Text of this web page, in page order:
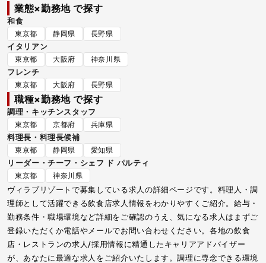
業態×勤務地 で探す
和食
東京都 静岡県 長野県
イタリアン
東京都 大阪府 神奈川県
フレンチ
東京都 大阪府 長野県
職種×勤務地 で探す
調理・キッチンスタッフ
東京都 京都府 兵庫県
料理長・料理長候補
東京都 静岡県 愛知県
リーダー・チーフ・シェフ ド パルティ
東京都 神奈川県
ヴィラブリゾートで募集している求人の詳細ページです。料理人・調
理師として活躍できる飲食店求人情報をわかりやすくご紹介。給与・
勤務条件・職場環境など詳細をご確認のうえ、気になる求人はまずご
登録いただくか電話やメールでお問い合わせください。各地の飲食
店・レストランの求人/採用情報に精通したキャリアアドバイザー
が、あなたに最適な求人をご紹介いたします。調理に専念できる環境